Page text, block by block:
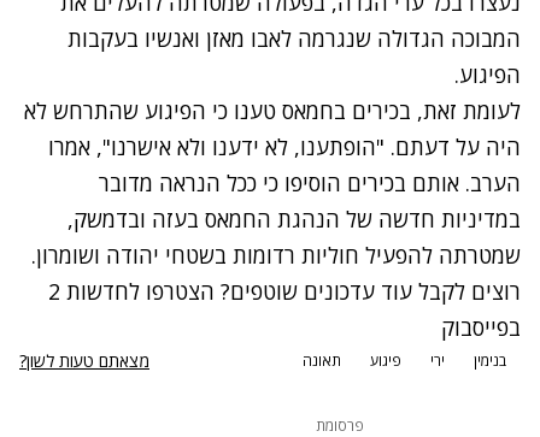
המבוכה הגדולה שנגרמה לאבו מאזן ואנשיו בעקבות
הפיגוע.
לעומת זאת, בכירים בחמאס טענו כי הפיגוע שהתרחש לא
היה על דעתם. "הופתענו, לא ידענו ולא אישרנו", אמרו
הערב. אותם בכירים הוסיפו כי ככל הנראה מדובר
במדיניות חדשה של הנהגת החמאס בעזה ובדמשק,
שמטרתה להפעיל חוליות רדומות בשטחי יהודה ושומרון.
רוצים לקבל עוד עדכונים שוטפים? הצטרפו לחדשות 2
בפייסבוק
בנימין ירי פיגוע תאונה מצאתם טעות לשון?
פרסומת